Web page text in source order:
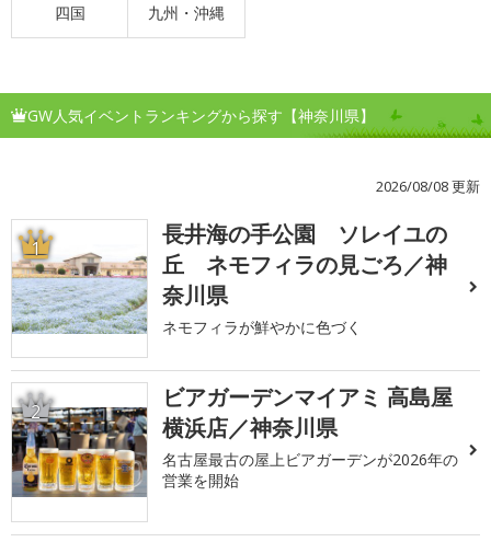
四国 九州・沖縄
GW人気イベントランキングから探す【神奈川県】
2026/08/08 更新
1
長井海の手公園 ソレイユの
丘 ネモフィラの見ごろ／神
奈川県
ネモフィラが鮮やかに色づく
2
ビアガーデンマイアミ 高島屋
横浜店／神奈川県
名古屋最古の屋上ビアガーデンが2026年の
営業を開始